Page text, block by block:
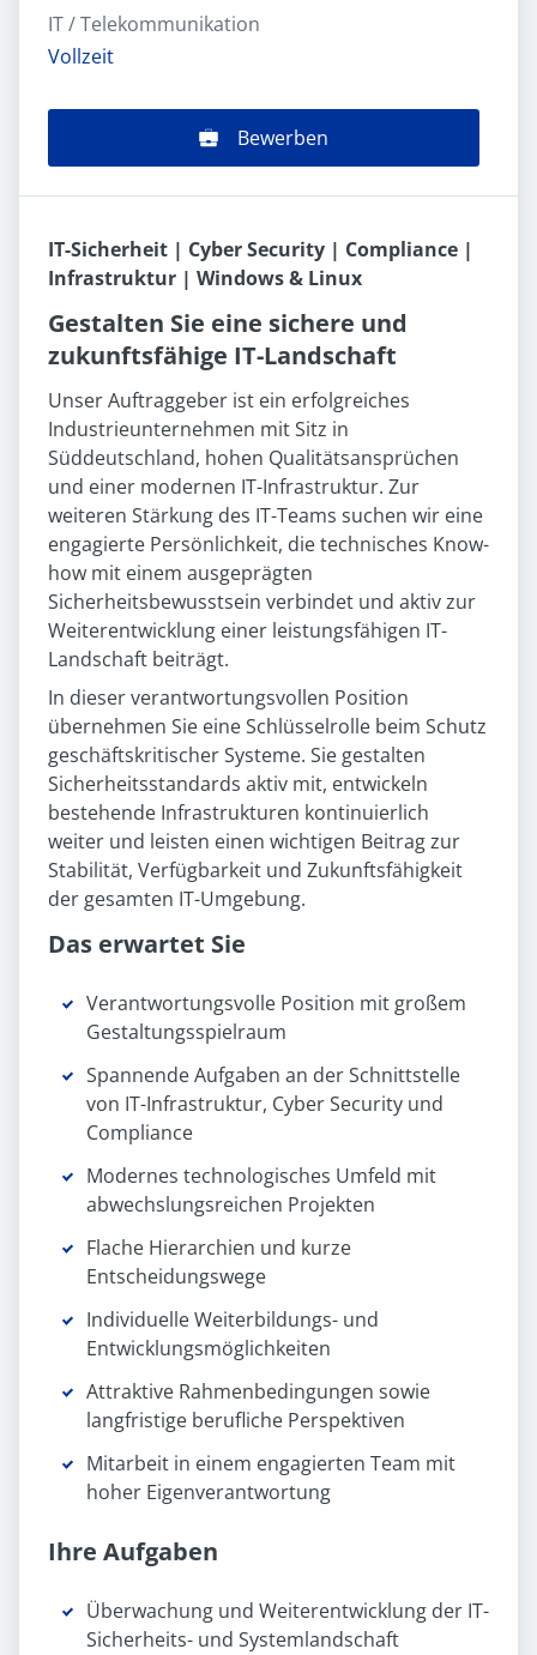
IT / Telekommunikation
Vollzeit
Bewerben
IT-Sicherheit | Cyber Security | Compliance |
Infrastruktur | Windows & Linux
Gestalten Sie eine sichere und
zukunftsfähige IT-Landschaft
Unser Auftraggeber ist ein erfolgreiches
Industrieunternehmen mit Sitz in
Süddeutschland, hohen Qualitätsansprüchen
und einer modernen IT-Infrastruktur. Zur
weiteren Stärkung des IT-Teams suchen wir eine
engagierte Persönlichkeit, die technisches Know-
how mit einem ausgeprägten
Sicherheitsbewusstsein verbindet und aktiv zur
Weiterentwicklung einer leistungsfähigen IT-
Landschaft beiträgt.
In dieser verantwortungsvollen Position
übernehmen Sie eine Schlüsselrolle beim Schutz
geschäftskritischer Systeme. Sie gestalten
Sicherheitsstandards aktiv mit, entwickeln
bestehende Infrastrukturen kontinuierlich
weiter und leisten einen wichtigen Beitrag zur
Stabilität, Verfügbarkeit und Zukunftsfähigkeit
der gesamten IT-Umgebung.
Das erwartet Sie
Verantwortungsvolle Position mit großem
Gestaltungsspielraum
Spannende Aufgaben an der Schnittstelle
von IT-Infrastruktur, Cyber Security und
Compliance
Modernes technologisches Umfeld mit
abwechslungsreichen Projekten
Flache Hierarchien und kurze
Entscheidungswege
Individuelle Weiterbildungs- und
Entwicklungsmöglichkeiten
Attraktive Rahmenbedingungen sowie
langfristige berufliche Perspektiven
Mitarbeit in einem engagierten Team mit
hoher Eigenverantwortung
Ihre Aufgaben
Überwachung und Weiterentwicklung der IT-
Sicherheits- und Systemlandschaft